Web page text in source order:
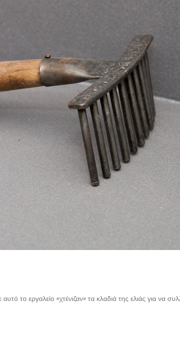
το εργαλείο «χτένιζαν» τα κλαδιά της ελιάς για να